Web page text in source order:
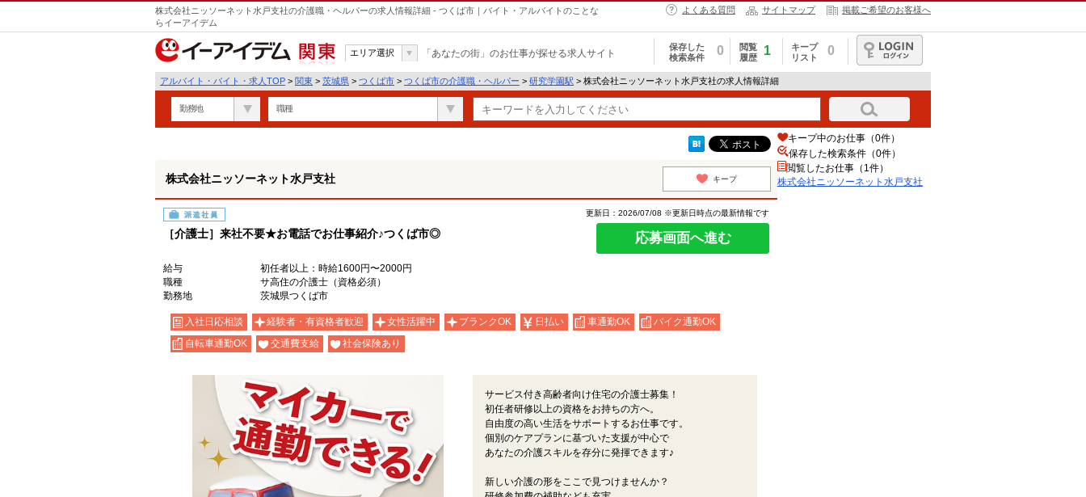
株式会社ニッソーネット水戸支社の介護職・ヘルパーの求人情報詳細 - つくば市｜バイト・アルバイトのことな
らイーアイデム
よくある質問 サイトマップ 掲載ご希望のお客様へ
関東
エリア選択 「あなたの街」のお仕事が探せる求人サイト
保存した
検索条件
0
閲覧
履歴
1
キープ
リスト
0
ログイン
アルバイト・バイト・求人TOP > 関東 > 茨城県 > つくば市 > つくば市の介護職・ヘルパー > 研究学園駅 > 株式会社ニッソーネット水戸支社の求人情報詳細
勤務地 職種
株式会社ニッソーネット水戸支社 キープ
派遣社員
［介護士］来社不要★お電話でお仕事紹介♪つくば市◎
更新日：2026/07/08 ※更新日時点の最新情報です
応募画面へ進む
給与
初任者以上：時給1600円〜2000円
職種
サ高住の介護士（資格必須）
勤務地
茨城県つくば市
入社日応相談 経験者・有資格者歓迎 女性活躍中 ブランクOK 日払い 車通勤OK
バイク通勤OK
自転車通勤OK
交通費支給 社会保険あり
サービス付き高齢者向け住宅の介護士募集！
初任者研修以上の資格をお持ちの方へ。
自由度の高い生活をサポートするお仕事です。
個別のケアプランに基づいた支援が中心で
あなたの介護スキルを存分に発揮できます♪
新しい介護の形をここで見つけませんか？
キープ中のお仕事（0件）
保存した検索条件（0件）
閲覧したお仕事（1件）
株式会社ニッソーネット水戸支社